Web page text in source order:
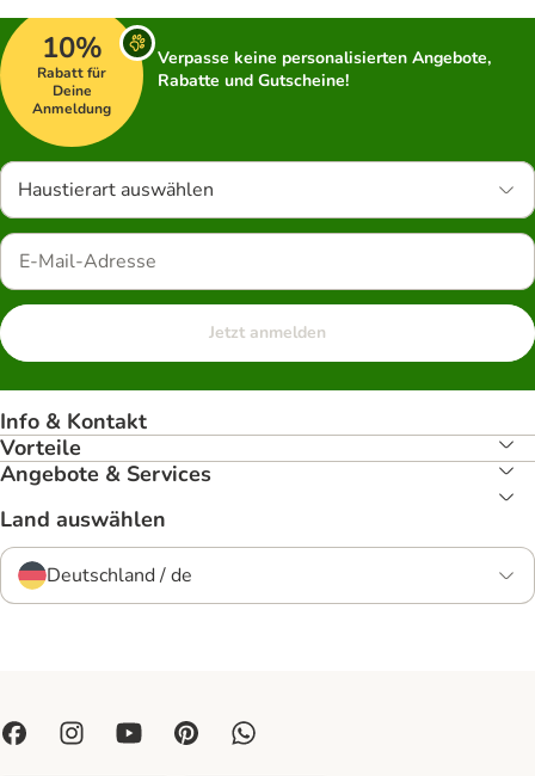
10%
Rabatt für
Deine
Anmeldung
Verpasse keine personalisierten Angebote,
Rabatte und Gutscheine!
Haustierart auswählen
Jetzt anmelden
Info & Kontakt
Vorteile
Angebote & Services
Land auswählen
Deutschland / de